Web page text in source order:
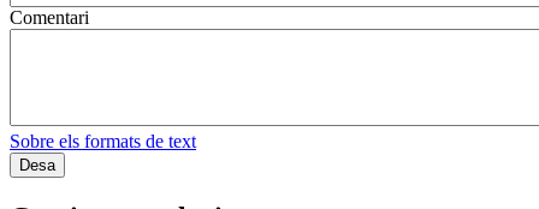
Comentari
Sobre els formats de text